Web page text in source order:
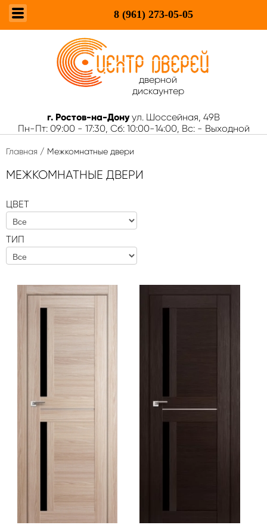
8 (961) 273-05-05
дверной
дискаунтер
г. Ростов-на-Дону ул. Шоссейная, 49В
Пн-Пт: 09:00 - 17:30, Сб: 10:00-14:00, Вс: - Выходной
Главная / Межкомнатные двери
МЕЖКОМНАТНЫЕ ДВЕРИ
ЦВЕТ
ТИП